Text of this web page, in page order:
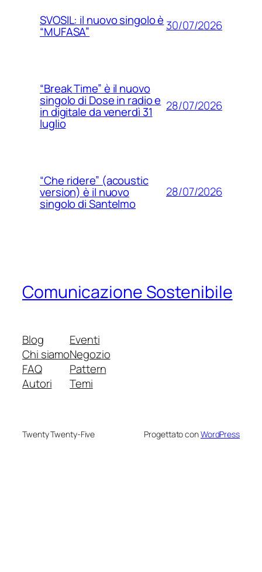
SVOSIL: il nuovo singolo è
“MUFASA” 30/07/2026
“Break Time” è il nuovo
singolo di Dose in radio e
in digitale da venerdì 31
luglio
28/07/2026
“Che ridere” (acoustic
version) è il nuovo
singolo di Santelmo
28/07/2026
Comunicazione Sostenibile
Blog
Chi siamo
FAQ
Autori
Eventi
Negozio
Pattern
Temi
Twenty Twenty-Five Progettato conWordPress